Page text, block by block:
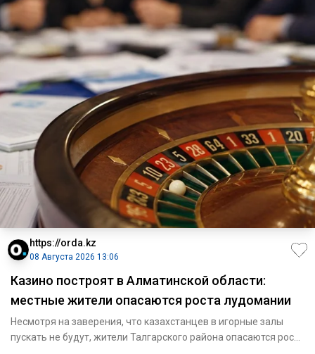
https://orda.kz
08 Августа 2026 13:06
Казино построят в Алматинской области:
местные жители опасаются роста лудомании
Несмотря на заверения, что казахстанцев в игорные залы
пускать не будут, жители Талгарского района опасаются роста